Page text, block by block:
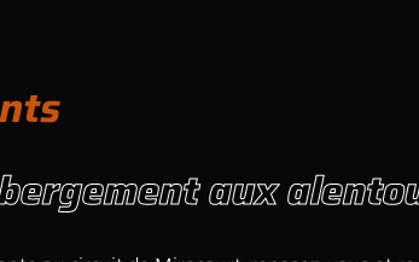
aux